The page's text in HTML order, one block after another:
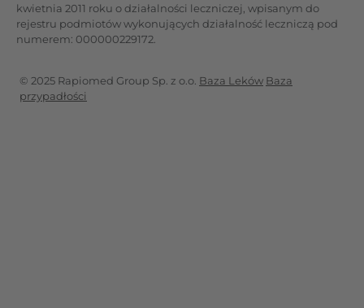
kwietnia 2011 roku o działalności leczniczej, wpisanym do
rejestru podmiotów wykonujących działalność leczniczą pod
numerem: 000000229172.
© 2025 Rapiomed Group Sp. z o.o. Baza Leków Baza
przypadłości